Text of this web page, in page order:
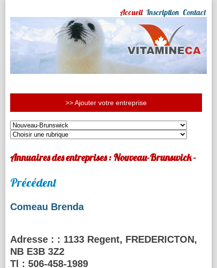
Accueil Inscription Contact
>> Ajouter votre entreprise
Annuaires des entreprises : Nouveau-Brunswick -
Précédent
Comeau Brenda
Adresse : : 1133 Regent, FREDERICTON,
NB E3B 3Z2
Tl : 506-458-1989